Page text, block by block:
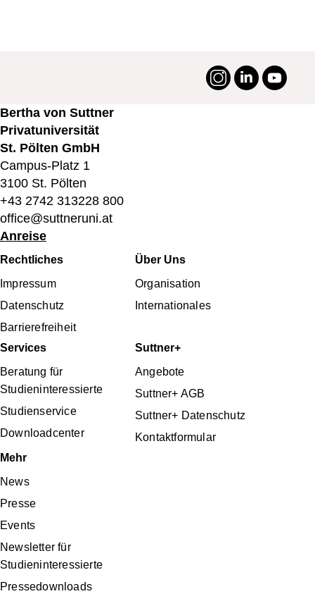
#suttneruni
Instagram
LinkedIn
Bertha von Suttner
Privatuniversität
St. Pölten GmbH
Campus-Platz 1
3100 St. Pölten
+43 2742 313228 800
office@suttneruni.at
Anreise
Fußbereichsmenü
Rechtliches
Impressum
Datenschutz
Barrierefreiheit
Über Uns
Organisation
Internationales
Services
Beratung für
Studieninteressierte
Studienservice
Downloadcenter
Suttner+
Angebote
Suttner+ AGB
Suttner+ Datenschutz
Kontaktformular
Mehr
News
Presse
Events
Newsletter für
Studieninteressierte
Pressedownloads